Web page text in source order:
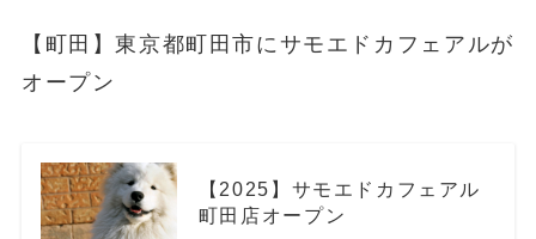
【町田】東京都町田市にサモエドカフェアルが
オープン
【2025】サモエドカフェアル
町田店オープン